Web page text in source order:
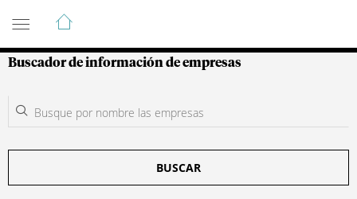
Guía de Empresas Colombianas
Buscador de información de empresas
BUSCAR